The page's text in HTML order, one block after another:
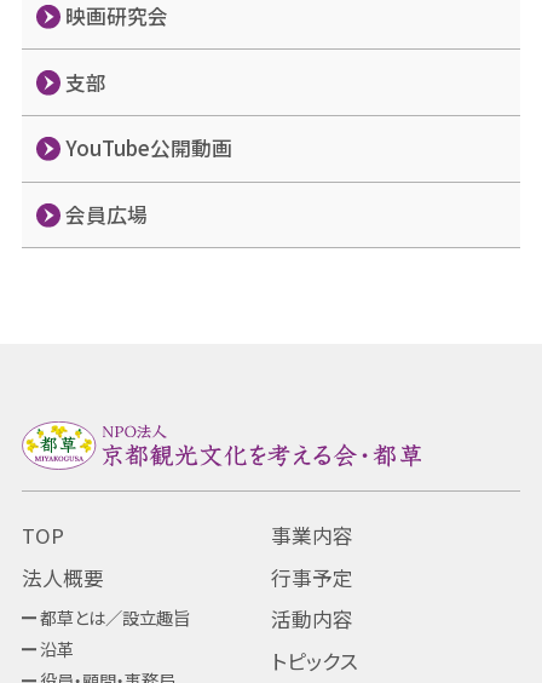
映画研究会
支部
YouTube公開動画
会員広場
TOP
法人概要
都草とは／設立趣旨
沿革
事業内容
行事予定
活動内容
トピックス